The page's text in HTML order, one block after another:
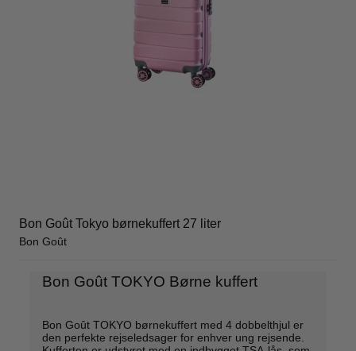
Bon Goût Tokyo børnekuffert 27 liter
Bon Goût
Bon Goût TOKYO Børne kuffert
Bon Goût TOKYO børnekuffert med 4 dobbelthjul er
den perfekte rejseledsager for enhver ung rejsende.